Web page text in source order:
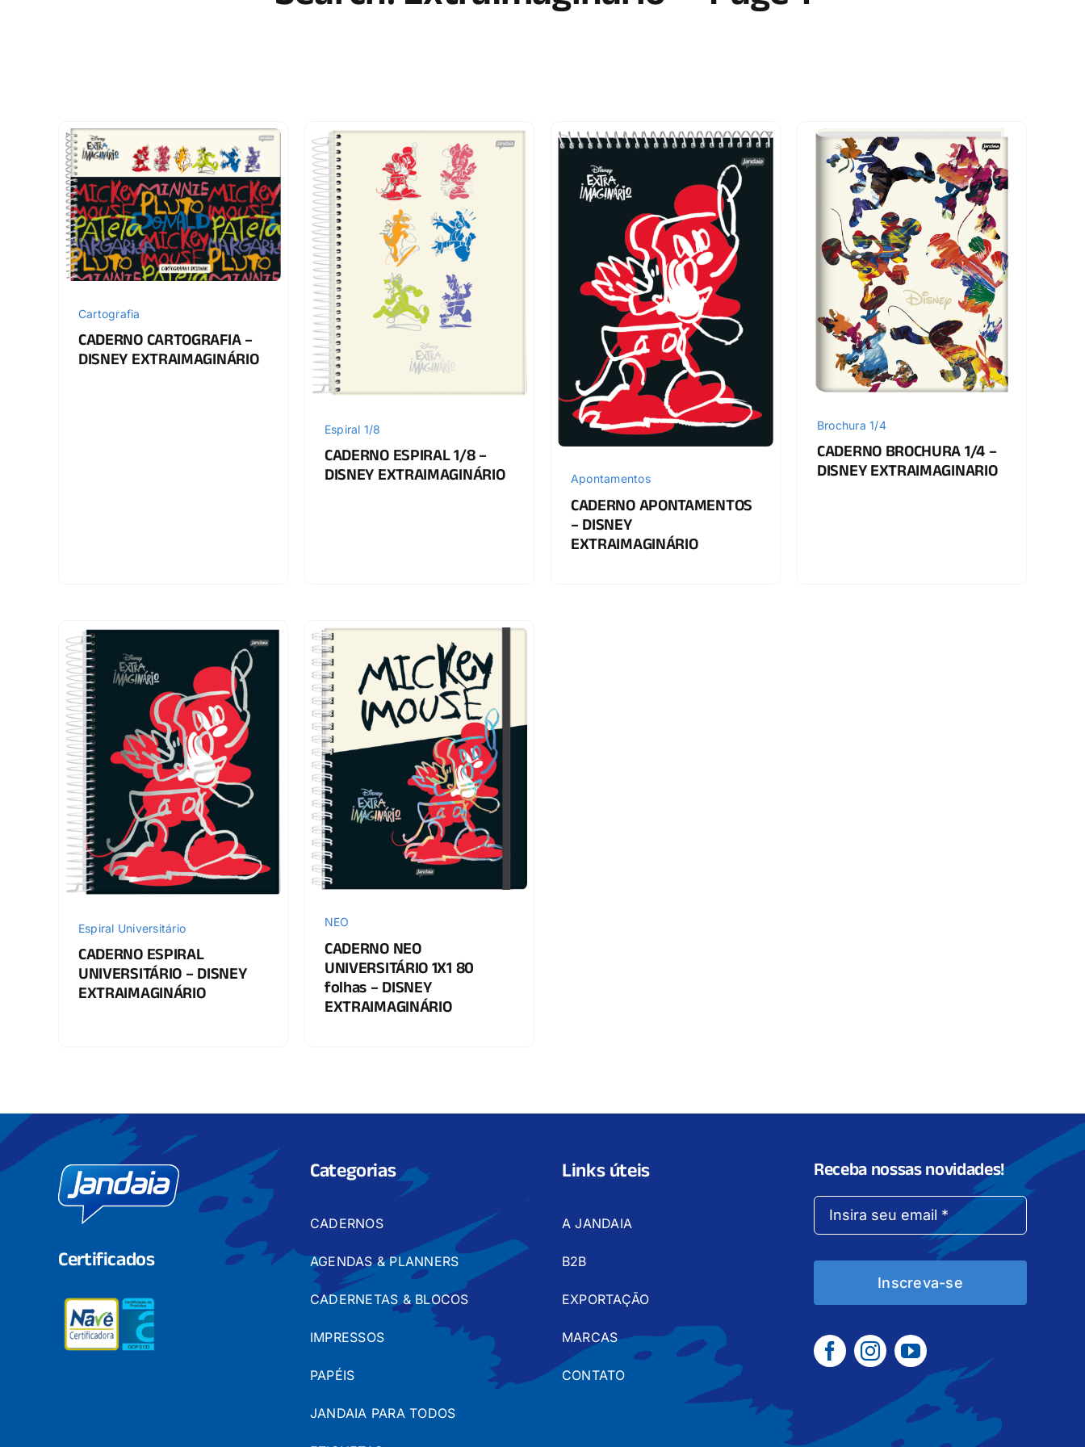
Cartografia
CADERNO CARTOGRAFIA –
DISNEY EXTRAIMAGINÁRIO
Espiral 1/8
CADERNO ESPIRAL 1/8 –
DISNEY EXTRAIMAGINÁRIO
Apontamentos
CADERNO APONTAMENTOS
– DISNEY
EXTRAIMAGINÁRIO
Brochura 1/4
CADERNO BROCHURA 1/4 –
DISNEY EXTRAIMAGINARIO
Espiral Universitário
CADERNO ESPIRAL
UNIVERSITÁRIO – DISNEY
EXTRAIMAGINÁRIO
NEO
CADERNO NEO
UNIVERSITÁRIO 1X1 80
folhas – DISNEY
EXTRAIMAGINÁRIO
Certificados
Categorias
CADERNOS
AGENDAS & PLANNERS
CADERNETAS & BLOCOS
IMPRESSOS
PAPÉIS
JANDAIA PARA TODOS
Links úteis
A JANDAIA
B2B
EXPORTAÇÃO
MARCAS
CONTATO
Receba nossas novidades!
Inscreva-se